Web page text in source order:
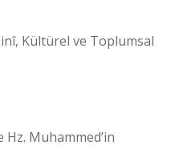
Kültürel ve Toplumsal
Muhammed’in